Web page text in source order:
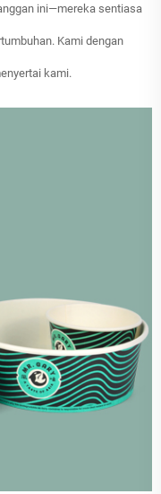
ini—mereka sentiasa
Kami dengan
kami.